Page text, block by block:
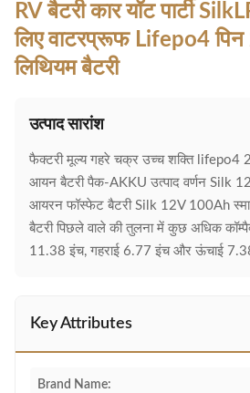
RV बैटरी कार यॉट पार्टी
लिए वाटरप्रूफ Lifepo4
लिथियम बैटरी
उत्पाद सारांश
फैक्टरी मूल्य गहरे चक्र उच्च शक्ति lifepo4
आयन बैटरी पैक-AKKU उत्पाद वर्णन Silk
आयरन फॉस्फेट बैटरी Silk 12V 100Ah
बैटरी पिछले वाले की तुलना में कुछ अधिक
11.38 इंच, गहराई 6.77 इंच और ऊंचाई
Key Attributes
Brand Name: